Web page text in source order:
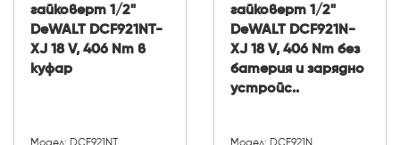
гайковерт 1/2"
DeWALT DCF921NT-
XJ 18 V, 406 Nm в
куфар
гайковерт 1/2"
DeWALT DCF921N-
XJ 18 V, 406 Nm без
батерия и зарядно
устройс..